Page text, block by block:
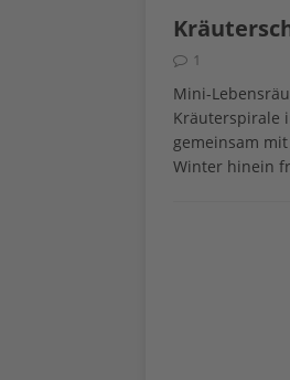
1
Mini-
Kräuterspirale
gemeinsam
Winter hinein